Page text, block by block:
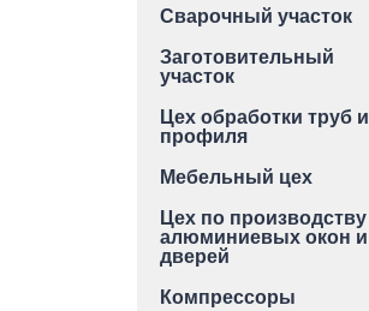
Сварочный участок
Заготовительный
участок
Цех обработки труб и
профиля
Мебельный цех
Цех по производству
алюминиевых окон и
дверей
Компрессоры